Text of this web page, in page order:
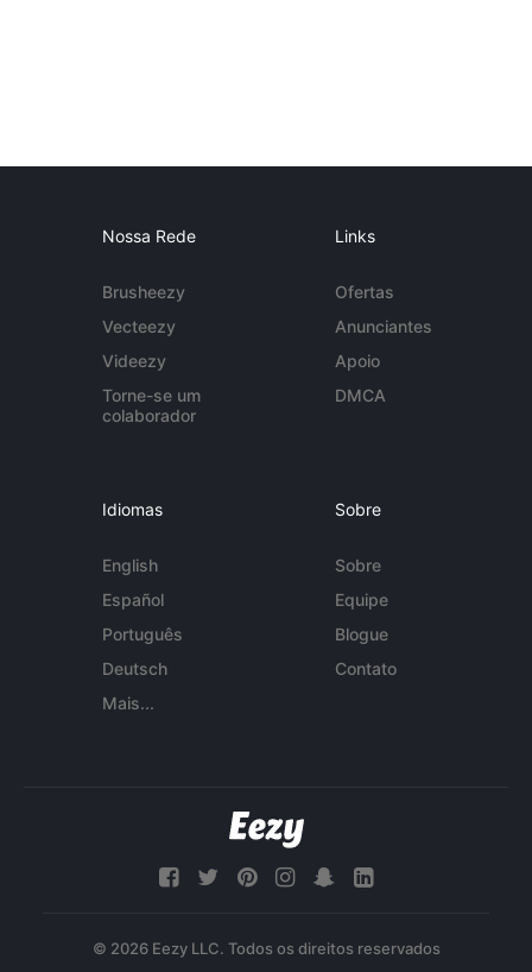
Nossa Rede
Brusheezy
Vecteezy
Videezy
Torne-se um
colaborador
Links
Ofertas
Anunciantes
Apoio
DMCA
Idiomas
English
Español
Português
Deutsch
Mais...
Sobre
Sobre
Equipe
Blogue
Contato
© 2026 Eezy LLC. Todos os direitos reservados